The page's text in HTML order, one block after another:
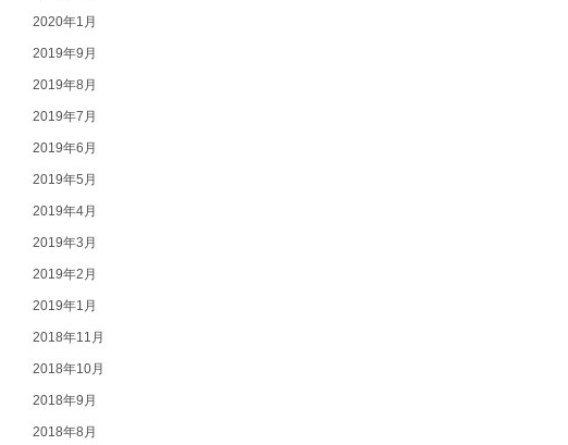
2020年1月
2019年9月
2019年8月
2019年7月
2019年6月
2019年5月
2019年4月
2019年3月
2019年2月
2019年1月
2018年11月
2018年10月
2018年9月
2018年8月